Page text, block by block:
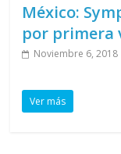
México:
por primera
Noviembre 6, 2018
Ver más